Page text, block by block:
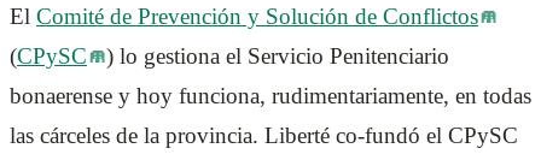
El Comité de Prevención y Solución de Conflictos
(CPySC
) lo gestiona el Servicio Penitenciario
bonaerense y hoy funciona, rudimentariamente, en todas
las cárceles de la provincia. Liberté co-fundó el CPySC